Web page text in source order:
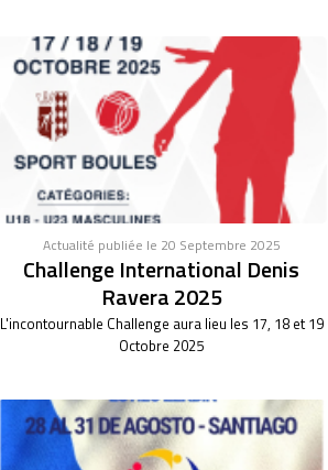
Actualité publiée le 20 Septembre 2025
Challenge International Denis
Ravera 2025
L'incontournable Challenge aura lieu les 17, 18 et 19
Octobre 2025